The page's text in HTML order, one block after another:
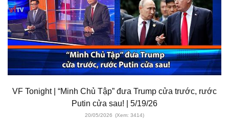
VF Tonight | “Minh Chủ Tập” đưa Trump cửa trước, rước
Putin cửa sau! | 5/19/26
20/05/2026 (Xem: 3414)